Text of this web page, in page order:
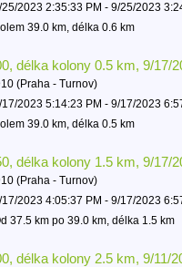
25/2023 2:35:33 PM - 9/25/2023
39.0 km, délka 0.6 km
délka kolony 0.5 km, 9/17/
(Praha - Turnov)
17/2023 5:14:23 PM - 9/17/2023
39.0 km, délka 0.5 km
délka kolony 1.5 km, 9/17/
(Praha - Turnov)
17/2023 4:05:37 PM - 9/17/2023
37.5 km po 39.0 km, délka 1.5 km
délka kolony 2.5 km, 9/11/